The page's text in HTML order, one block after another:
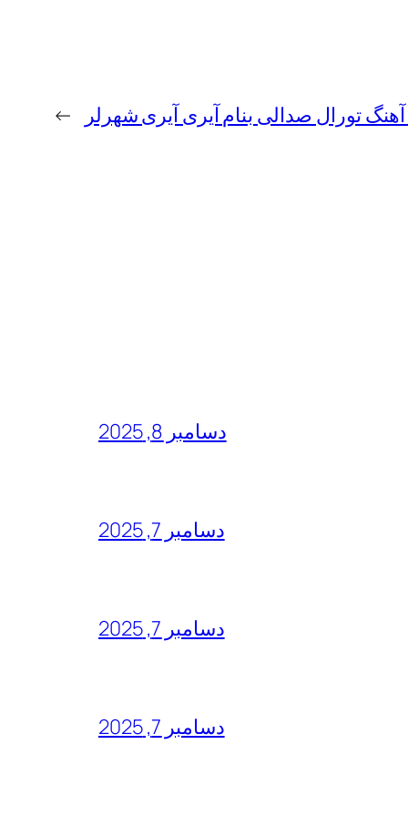
آهنگ تورال صدالی بنام آیری آیری شهرلر →
دسامبر 8, 2025
دسامبر 7, 2025
دسامبر 7, 2025
دسامبر 7, 2025